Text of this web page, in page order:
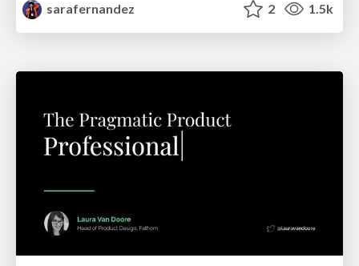
sarafernandez
2 1.5k